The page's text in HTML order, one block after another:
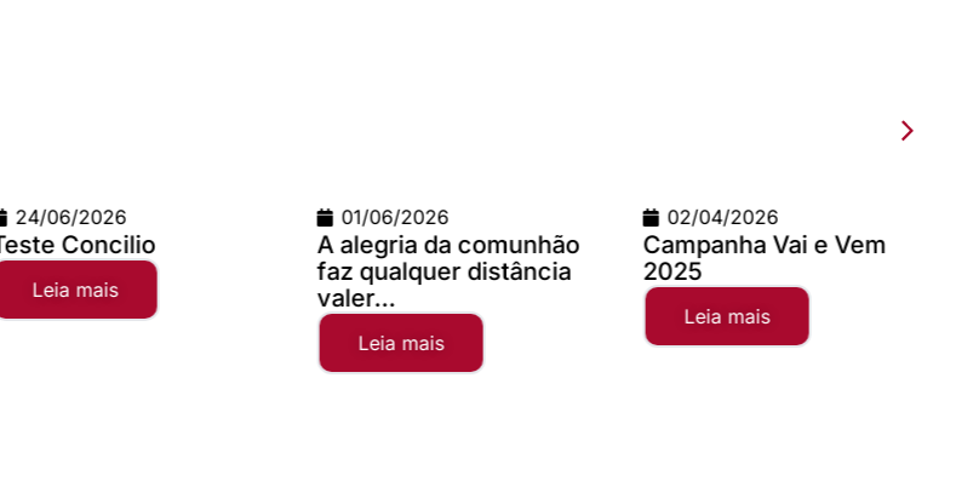
01/06/2026
A alegria da comunhão
faz qualquer distância
valer...
02/04/2026
Campanha Vai e Vem
2025
Leia mais
09/03/2026
Teste com imagem 1200
x 900
Leia mais